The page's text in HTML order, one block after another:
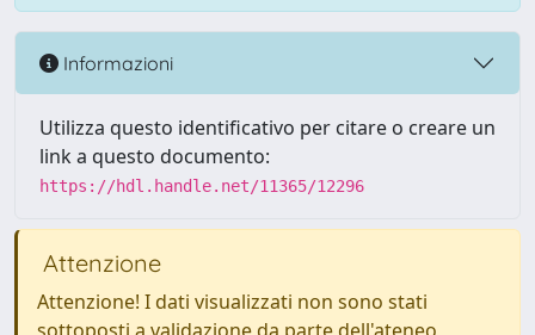
Informazioni
Utilizza questo identificativo per citare o creare un
link a questo documento:
https://hdl.handle.net/11365/12296
Attenzione
Attenzione! I dati visualizzati non sono stati